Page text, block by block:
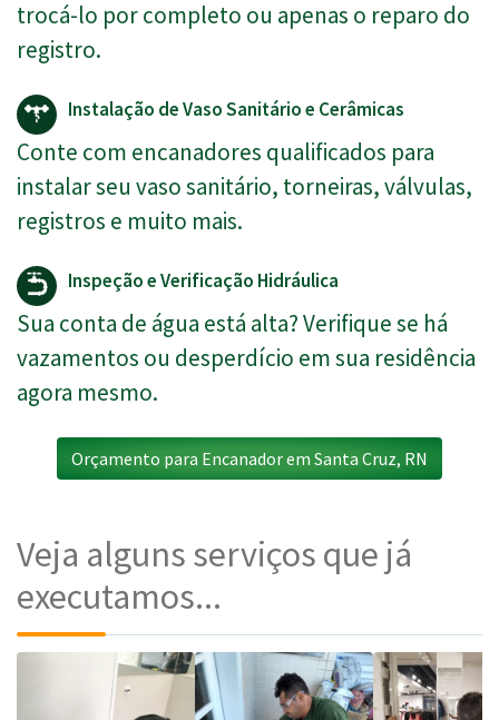
trocá-lo por completo ou apenas o reparo do
registro.
Instalação de Vaso Sanitário e Cerâmicas
Conte com encanadores qualificados para
instalar seu vaso sanitário, torneiras, válvulas,
registros e muito mais.
Inspeção e Verificação Hidráulica
Sua conta de água está alta? Verifique se há
vazamentos ou desperdício em sua residência
agora mesmo.
Orçamento para Encanador em Santa Cruz, RN
Veja alguns serviços que já
executamos...